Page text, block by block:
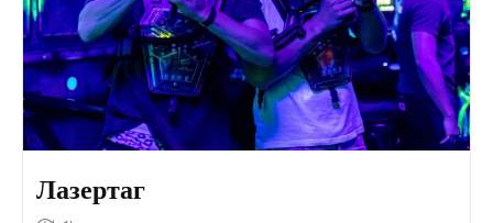
Лазертаг